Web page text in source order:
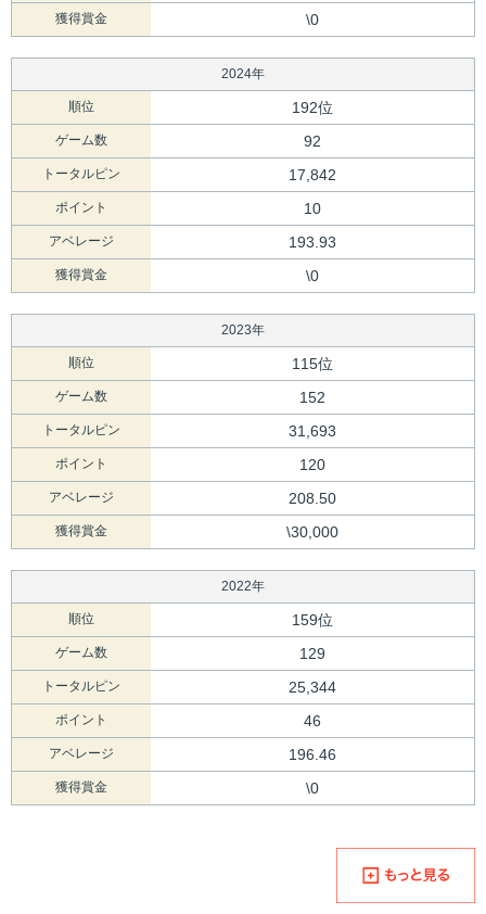
獲得賞金 \0
2024年
順位 192位
ゲーム数 92
トータルピン 17,842
ポイント 10
アベレージ 193.93
獲得賞金 \0
2023年
順位 115位
ゲーム数 152
トータルピン 31,693
ポイント 120
アベレージ 208.50
獲得賞金 \30,000
2022年
順位 159位
ゲーム数 129
トータルピン 25,344
ポイント 46
アベレージ 196.46
獲得賞金 \0